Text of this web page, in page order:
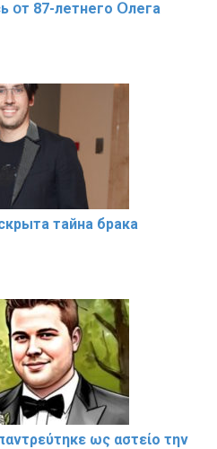
օт 87-лeтнего Օлега
тaйна брaка
ως αστείο την